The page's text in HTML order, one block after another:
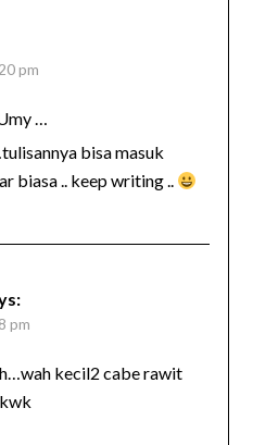
pm
…
bisa masuk
biasa .. keep writing ..
pm
kecil2 cabe rawit